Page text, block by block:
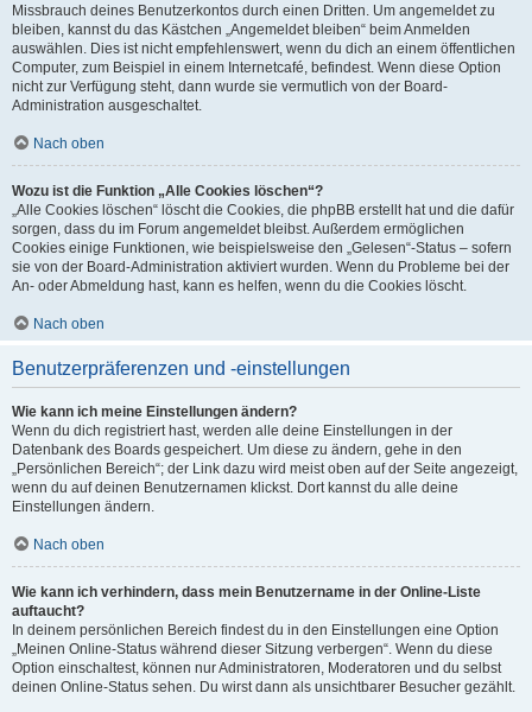
Missbrauch deines Benutzerkontos durch einen Dritten. Um angemeldet zu
bleiben, kannst du das Kästchen „Angemeldet bleiben“ beim Anmelden
auswählen. Dies ist nicht empfehlenswert, wenn du dich an einem öffentlichen
Computer, zum Beispiel in einem Internetcafé, befindest. Wenn diese Option
nicht zur Verfügung steht, dann wurde sie vermutlich von der Board-
Administration ausgeschaltet.
Nach oben
Wozu ist die Funktion „Alle Cookies löschen“?
„Alle Cookies löschen“ löscht die Cookies, die phpBB erstellt hat und die dafür
sorgen, dass du im Forum angemeldet bleibst. Außerdem ermöglichen
Cookies einige Funktionen, wie beispielsweise den „Gelesen“-Status – sofern
sie von der Board-Administration aktiviert wurden. Wenn du Probleme bei der
An- oder Abmeldung hast, kann es helfen, wenn du die Cookies löscht.
Nach oben
Benutzerpräferenzen und -einstellungen
Wie kann ich meine Einstellungen ändern?
Wenn du dich registriert hast, werden alle deine Einstellungen in der
Datenbank des Boards gespeichert. Um diese zu ändern, gehe in den
„Persönlichen Bereich“; der Link dazu wird meist oben auf der Seite angezeigt,
wenn du auf deinen Benutzernamen klickst. Dort kannst du alle deine
Einstellungen ändern.
Nach oben
Wie kann ich verhindern, dass mein Benutzername in der Online-Liste
auftaucht?
In deinem persönlichen Bereich findest du in den Einstellungen eine Option
„Meinen Online-Status während dieser Sitzung verbergen“. Wenn du diese
Option einschaltest, können nur Administratoren, Moderatoren und du selbst
deinen Online-Status sehen. Du wirst dann als unsichtbarer Besucher gezählt.